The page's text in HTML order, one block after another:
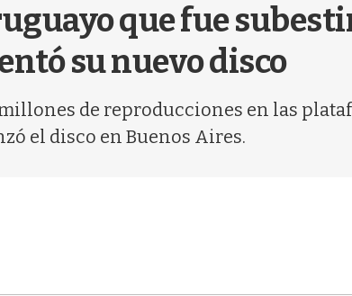
que fue
su nuevo disco
de reproducciones en las
el disco en Buenos Aires.